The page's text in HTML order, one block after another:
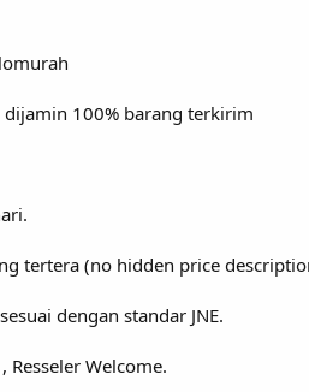
100% barang terkirim
tertera (no hidden price
dengan standar JNE.
Welcome.